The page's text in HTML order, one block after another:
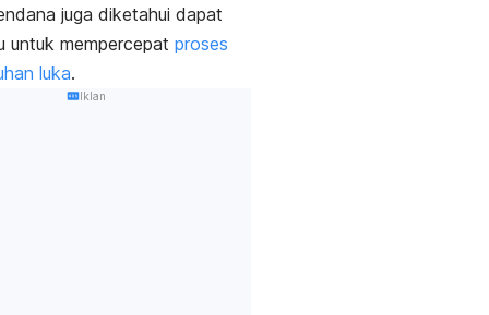
juga diketahui dapat
untuk mempercepat proses
luka.
Iklan